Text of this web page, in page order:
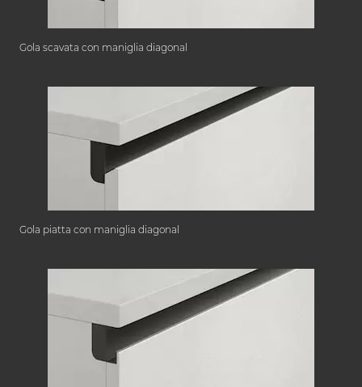
Gola scavata con maniglia diagonal
Gola piatta con maniglia diagonal